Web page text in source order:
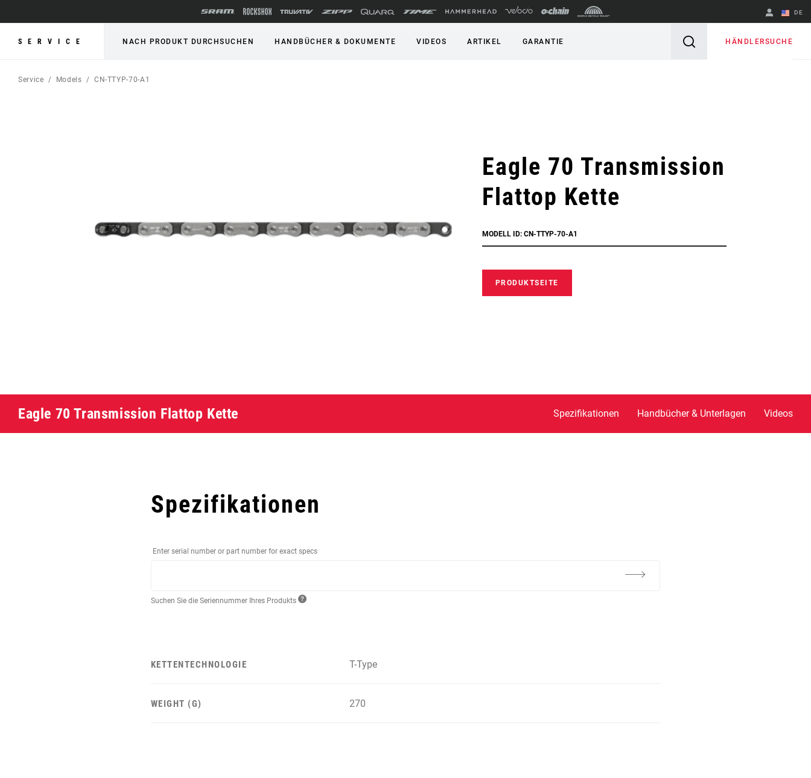
DE
Englisch
SERVICE NACH PRODUKT DURCHSUCHEN HANDBÜCHER & DOKUMENTE VIDEOS ARTIKEL GARANTIE HÄNDLERSUCHE
Service Models CN-TTYP-70-A1
Eagle 70 Transmission
Flattop Kette
MODELL ID: CN-TTYP-70-A1
PRODUKTSEITE
Eagle 70 Transmission Flattop Kette Spezifikationen Handbücher & Unterlagen Videos
Spezifikationen
Enter serial number or part number for exact specs
Suchen Sie die Seriennummer Ihres Produkts
KETTENTECHNOLOGIE T-Type
WEIGHT (G) 270